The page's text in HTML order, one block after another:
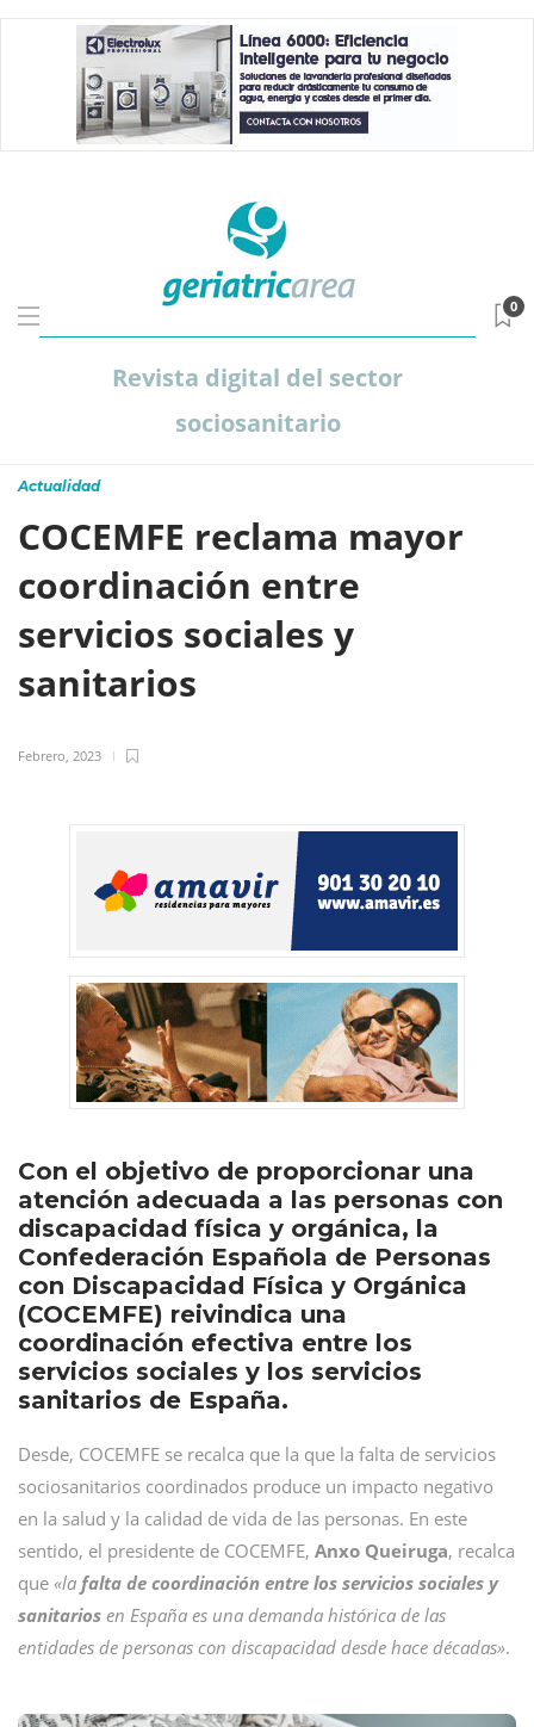
Revista digital del sector
sociosanitario
0
Actualidad
COCEMFE reclama mayor
coordinación entre
servicios sociales y
sanitarios
Febrero, 2023
Con el objetivo de proporcionar una
atención adecuada a las personas con
discapacidad física y orgánica, la
Confederación Española de Personas
con Discapacidad Física y Orgánica
(COCEMFE) reivindica una
coordinación efectiva entre los
servicios sociales y los servicios
sanitarios de España.
Desde, COCEMFE se recalca que la que la falta de servicios
sociosanitarios coordinados produce un impacto negativo
en la salud y la calidad de vida de las personas. En este
sentido, el presidente de COCEMFE, Anxo Queiruga, recalca
que «la falta de coordinación entre los servicios sociales y
sanitarios en España es una demanda histórica de las
entidades de personas con discapacidad desde hace décadas».